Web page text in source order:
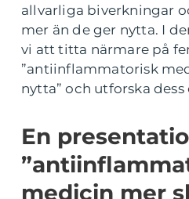
allvarliga biverkningar
mer än de ger nytta. I
vi att titta närmare på
”antiinflammatorisk
nytta” och utforska
En
medicin mer